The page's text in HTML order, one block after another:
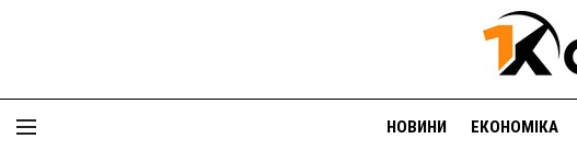
НОВИНИ ЕКОНОМІКА